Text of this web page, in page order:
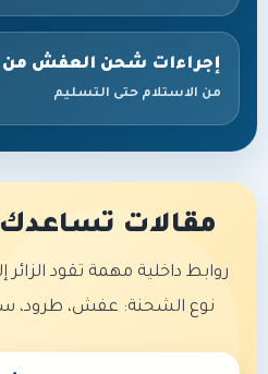
إجراءات شحن العفش من
من الاستلام حتى التسليم
مقالات
روابط داخلية مهمة تقود
نوع الشحنة: عفش، طرود،